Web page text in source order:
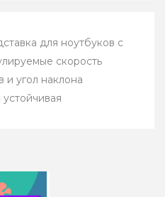
для ноутбуков с
скорость
и угол наклона